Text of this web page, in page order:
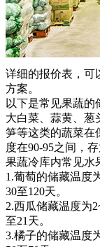
详细的报价表，可
方案。
以下是常见果蔬的
大白菜、蒜黄、葱
笋等这类的蔬菜在
度在90-95之间，
果蔬冷库内常见水
1.葡萄的储藏温度
30至120天。
2.西瓜储藏温度为
至21天。
3.橘子的储藏温度